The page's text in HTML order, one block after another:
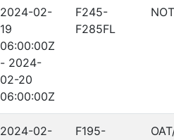
2024-02-
19
06:00:00Z
- 2024-
02-20
06:00:00Z
F245-
F285FL
2024-02-
F195-